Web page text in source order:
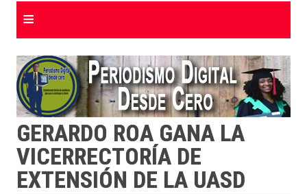
≡
GERARDO ROA GANA LA
VICERRECTORÍA DE
EXTENSIÓN DE LA UASD